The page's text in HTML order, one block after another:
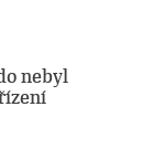
nebyl